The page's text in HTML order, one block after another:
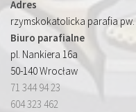
Adres
rzymskokatolicka parafia
Biuro parafialne
pl. Nankiera 16a
50-140 Wrocław
71 344 94 23
604 323 462